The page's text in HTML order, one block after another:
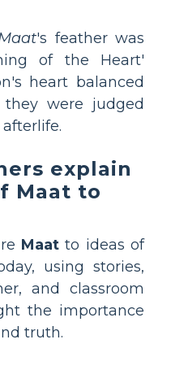
's feather was
of the Heart'
heart balanced
were judged
explain
Maat to
Maat to ideas of
using stories,
and classroom
the importance
truth.